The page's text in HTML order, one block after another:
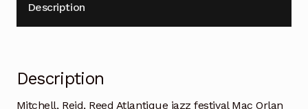
Description
Description
Mitchell, Reid, Reed Atlantique jazz festival Mac Orlan